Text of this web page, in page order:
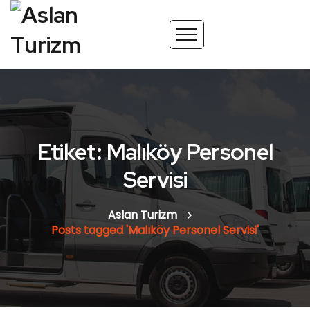
Etiket: Malıköy Personel
Servisi
Aslan Turizm
Posts tagged 'Malıköy Personel Servisi'